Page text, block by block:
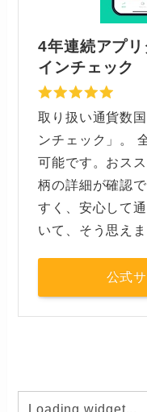
4年連続アプ
インチェック
取り扱い通貨数
ンチェック」。
可能です。おス
柄の詳細が確認
すく、安心して
いて、そう思えま
公式